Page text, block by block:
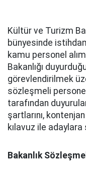
Kültür ve Turizm
bünyesinde
kamu personel
Bakanlığı
görevlendirilmek
sözleşmeli
tarafından
şartlarını,
kılavuz ile adaylara
Bakanlık